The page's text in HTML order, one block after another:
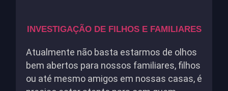
INVESTIGAÇÃO DE FILHOS E FAMILIARES
Atualmente não basta estarmos de olhos
bem abertos para nossos familiares, filhos
ou até mesmo amigos em nossas casas, é